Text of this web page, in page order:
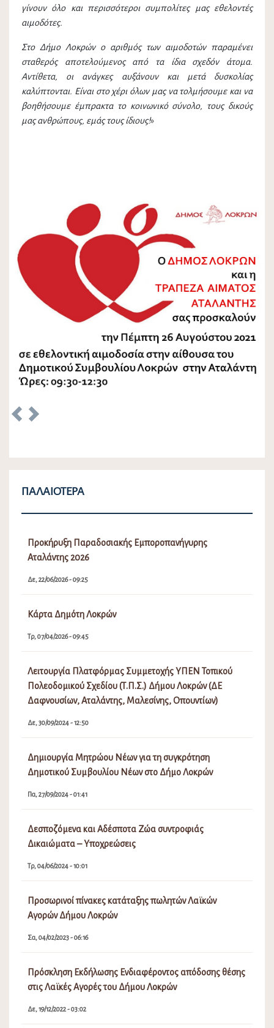
γίνουν όλο και περισσότεροι συμπολίτες μας εθελοντές
αιμοδότες.
Στο Δήμο Λοκρών ο αριθμός των αιμοδοτών παραμένει
σταθερός αποτελούμενος από τα ίδια σχεδόν άτομα.
Αντίθετα, οι ανάγκες αυξάνουν και μετά δυσκολίας
καλύπτονται. Είναι στο χέρι όλων μας να τολμήσουμε και να
βοηθήσουμε έμπρακτα το κοινωνικό σύνολο, τους δικούς
μας ανθρώπους, εμάς τους ίδιους!»
Previous
ΠΑΛΑΙΌΤΕΡΑ
Προκήρυξη Παραδοσιακής Εμποροπανήγυρης
Αταλάντης 2026
Δε, 22/06/2026 - 09:25
Κάρτα Δημότη Λοκρών
Τρ, 07/04/2026 - 09:45
Λειτουργία Πλατφόρμας Συμμετοχής ΥΠΕΝ Τοπικού
Πολεοδομικού Σχεδίου (Τ.Π.Σ.) Δήμου Λοκρών (ΔΕ
Δαφνουσίων, Αταλάντης, Μαλεσίνης, Οπουντίων)
Δε, 30/09/2024 - 12:50
Δημιουργία Μητρώου Νέων για τη συγκρότηση
Δημοτικού Συμβουλίου Νέων στο Δήμο Λοκρών
Πα, 27/09/2024 - 01:41
Δεσποζόμενα και Αδέσποτα Ζώα συντροφιάς
Δικαιώματα – Υποχρεώσεις
Τρ, 04/06/2024 - 10:01
Προσωρινοί πίνακες κατάταξης πωλητών Λαϊκών
Αγορών Δήμου Λοκρών
Σα, 04/02/2023 - 06:16
Πρόσκληση Εκδήλωσης Ενδιαφέροντος απόδοσης θέσης
στις Λαϊκές Αγορές του Δήμου Λοκρών
Δε, 19/12/2022 - 03:02